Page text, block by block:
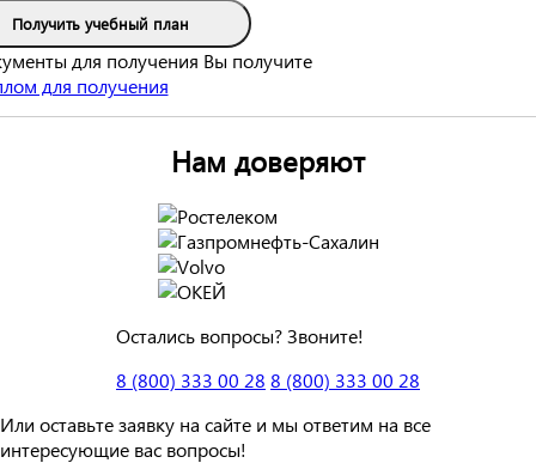
Получить учебный план
Вы получите
Нам доверяют
Остались вопросы? Звоните!
8 (800) 333 00 28 8 (800) 333 00 28
Или оставьте заявку на сайте и мы ответим на все
интересующие вас вопросы!